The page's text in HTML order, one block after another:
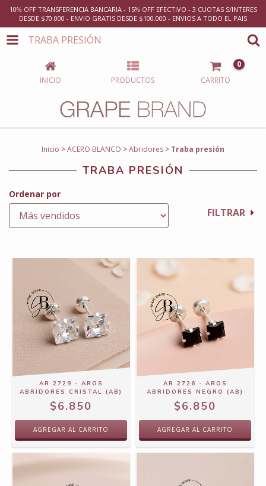
10% OFF TRANSFERENCIA BANCARIA - 15% OFF EFECTIVO - 3 CUOTAS S/INTERES
DESDE $70.000 - ENVIO GRATIS DESDE $100.000 - ENVIOS A TODO EL PAIS
TRABA PRESIÓN
INICIO PRODUCTOS CARRITO
0
Inicio >ACERO BLANCO >Abridores > Traba presión
TRABA PRESIÓN
Ordenar por
FILTRAR
AR 2729 - AROS
ABRIDORES CRISTAL (AB)
$6.850
AR 2726 - AROS
ABRIDORES NEGRO (AB)
$6.850